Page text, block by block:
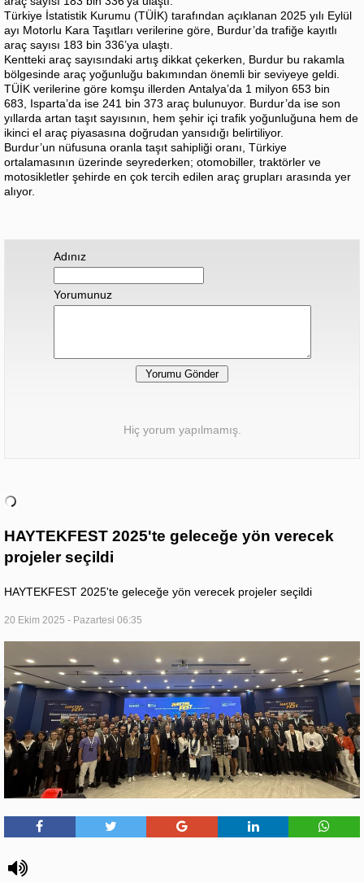
Türkiye İstatistik Kurumu (TÜİK) tarafından açıklanan 2025 yılı Eylül
ayı Motorlu Kara Taşıtları verilerine göre, Burdur’da trafiğe kayıtlı
araç sayısı 183 bin 336’ya ulaştı.
Kentteki araç sayısındaki artış dikkat çekerken, Burdur bu rakamla
bölgesinde araç yoğunluğu bakımından önemli bir seviyeye geldi.
TÜİK verilerine göre komşu illerden Antalya’da 1 milyon 653 bin
683, Isparta’da ise 241 bin 373 araç bulunuyor. Burdur’da ise son
yıllarda artan taşıt sayısının, hem şehir içi trafik yoğunluğuna hem de
ikinci el araç piyasasına doğrudan yansıdığı belirtiliyor.
Burdur’un nüfusuna oranla taşıt sahipliği oranı, Türkiye
ortalamasının üzerinde seyrederken; otomobiller, traktörler ve
motosikletler şehirde en çok tercih edilen araç grupları arasında yer
alıyor.
Adınız
Yorumunuz
Hiç yorum yapılmamış.
HAYTEKFEST 2025'te geleceğe yön verecek
projeler seçildi
HAYTEKFEST 2025'te geleceğe yön verecek projeler seçildi
20 Ekim 2025 - Pazartesi 06:35